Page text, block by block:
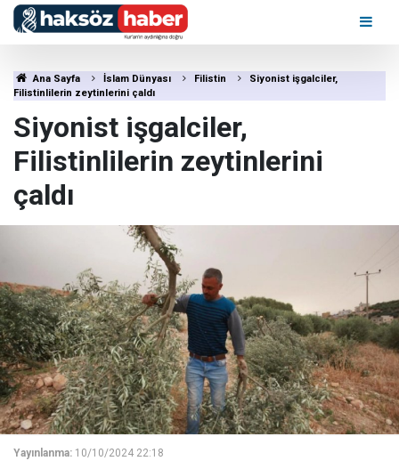
Ana Sayfa İslam Dünyası Filistin
Siyonist işgalciler,
Filistinlilerin zeytinlerini çaldı
Siyonist işgalciler,
Filistinlilerin zeytinlerini
çaldı
Yayınlanma: 10/10/2024 22:18